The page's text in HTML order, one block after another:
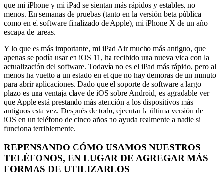
que mi iPhone y mi iPad se sientan más rápidos y estables, no
menos. En semanas de pruebas (tanto en la versión beta pública
como en el software finalizado de Apple), mi iPhone X de un año
escapa de tareas.
Y lo que es más importante, mi iPad Air mucho más antiguo, que
apenas se podía usar en iOS 11, ha recibido una nueva vida con la
actualización del software. Todavía no es el iPad más rápido, pero al
menos ha vuelto a un estado en el que no hay demoras de un minuto
para abrir aplicaciones. Dado que el soporte de software a largo
plazo es una ventaja clave de iOS sobre Android, es agradable ver
que Apple está prestando más atención a los dispositivos más
antiguos esta vez. Después de todo, ejecutar la última versión de
iOS en un teléfono de cinco años no ayuda realmente a nadie si
funciona terriblemente.
REPENSANDO CÓMO USAMOS NUESTROS
TELÉFONOS, EN LUGAR DE AGREGAR MÁS
FORMAS DE UTILIZARLOS